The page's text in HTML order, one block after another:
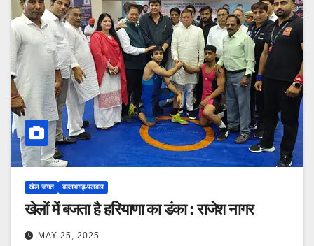
खेल जगत बल्लभगढ़़-पलवल
खेलों में बजता है हरियाणा का डंका : राजेश नागर
MAY 25, 2025